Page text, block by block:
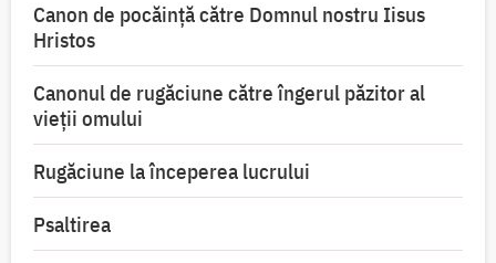
Canon de pocăință către Domnul nostru Iisus
Hristos
Canonul de rugăciune către îngerul păzitor al
vieții omului
Rugăciune la începerea lucrului
Psaltirea